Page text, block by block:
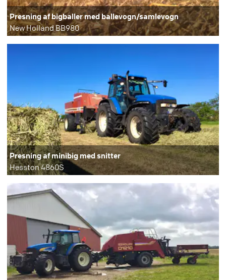
Presning af bigballer med ballevogn/samlevogn
New Holland BB980
Presning af minibig med snitter
Hesston 4860S